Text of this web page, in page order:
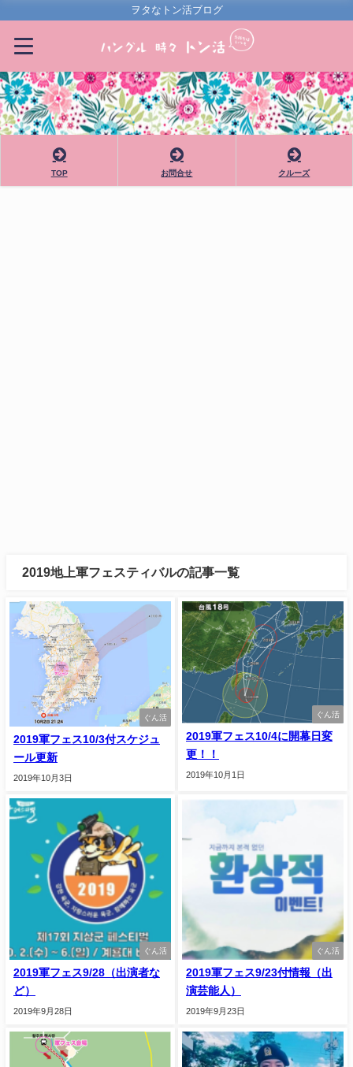
ヲタなトン活ブログ
TOP お問合せ クルーズ
2019地上軍フェスティバルの記事一覧
ぐん活
2019軍フェス10/3付スケジュ
ール更新
2019年10月3日
ぐん活
2019軍フェス10/4に開幕日変
更！！
2019年10月1日
ぐん活
2019軍フェス9/28（出演者な
ど）
2019年9月28日
ぐん活
2019軍フェス9/23付情報（出
演芸能人）
2019年9月23日